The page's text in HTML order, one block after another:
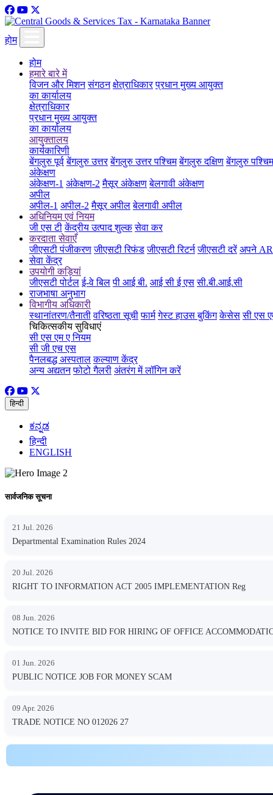
होम
होम
हमारे बारे में
विजन और मिशन संगठन क्षेत्राधिकार प्रधान मुख्य आयुक्त
का कार्यालय
क्षेत्राधिकार
प्रधान मुख्य आयुक्त
का कार्यालय
आयुक्तालय
कार्यकारिणी
बेंगलुरु पूर्व बेंगलुरु उत्तर बेंगलुरु उत्तर पश्चिम बेंगलुरु दक्षिण बेंगलुरु पश्चिम
अंकेक्षण
अंकेक्षण-1 अंकेक्षण-2 मैसूर अंकेक्षण बेलगावी अंकेक्षण
अपील
अपील-1 अपील-2 मैसूर अपील बेलगावी अपील
अधिनियम एवं नियम
जी एस टी केंद्रीय उत्पाद शुल्क सेवा कर
करदाता सेवाएँ
जीएसटी पंजीकरण जीएसटी रिफंड जीएसटी रिटर्न जीएसटी दरें अपने
सेवा केंद्र
उपयोगी कड़ियां
जीएसटी पोर्टल ई-वे बिल पी आई बी. आई सी ई एस सी.बी.आई.सी
राजभाषा अनुभाग
विभागीय अधिकारी
स्थानांतरण/तैनाती वरिष्ठता सूची फार्म गेस्ट हाउस बुकिंग केसेस सी एस
चिकित्सकीय सुविधाएं
सी एस एम ए नियम
सी जी एच एस
पैनलबद्ध अस्पताल कल्याण केंद्र
अन्य अद्यतन फोटो गैलरी अंतरंग में लॉगिन करें
हिन्दी
ಕನ್ನಡ
हिन्दी
ENGLISH
सार्वजनिक सूचना
21 Jul. 2026
Departmental Examination Rules 2024
20 Jul. 2026
RIGHT TO INFORMATION ACT 2005 IMPLEMENTATION Reg
08 Jun. 2026
NOTICE TO INVITE BID FOR HIRING OF OFFICE
01 Jun. 2026
PUBLIC NOTICE JOB FOR MONEY SCAM
09 Apr. 2026
TRADE NOTICE NO 012026 27